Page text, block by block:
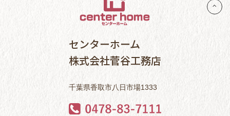
センターホーム
株式会社菅谷工務店
千葉県香取市八日市場1333